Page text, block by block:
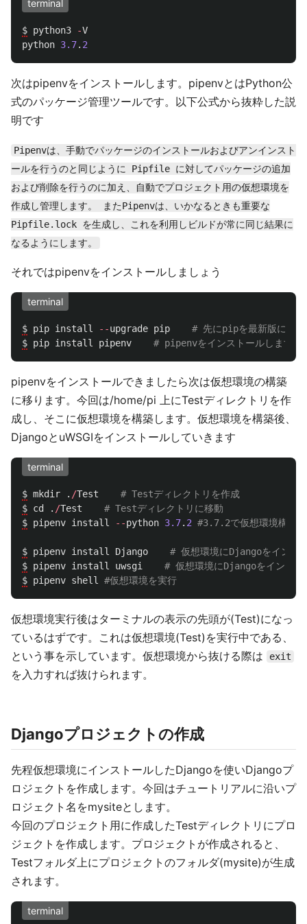
terminal
$ python3 -V
python 3.7. 2
次はpipenvをインストールします。pipenvとはPython公
式のパッケージ管理ツールです。以下公式から抜粋した説
明です
Pipenvは、手動でパッケージのインストールおよびアンインスト
ールを行うのと同じように Pipfile に対してパッケージの追加
および削除を行うのに加え、自動でプロジェクト用の仮想環境を
作成し管理します。 またPipenvは、いかなるときも重要な
Pipfile.lock を生成し、これを利用しビルドが常に同じ結果に
なるようにします。
それではpipenvをインストールしましょう
terminal
$ pip install --upgrade pip
$ pip install pipenv
pipenvをインストールできましたら次は仮想環境の構築
に移ります。今回は/home/pi 上にTestディレクトリを作
成し、そこに仮想環境を構築します。仮想環境を構築後、
DjangoとuWSGIをインストールしていきます
terminal
$ mkdir . /Test
$ cd . /Test
$ pipenv install --python 3.7. 2
$ pipenv install
Django
$ pipenv install
uwsgi
$ pipenv shell
仮想環境実行後はターミナルの表示の先頭が(Test)になっ
ているはずです。これは仮想環境(Test)を実行中である、
という事を示しています。仮想環境から抜ける際は
exit
を入力すれば抜けられます。
Djangoプロジェクトの作成
先程仮想環境にインストールしたDjangoを使いDjangoプ
ロジェクトを作成します。今回はチュートリアルに沿いプ
ロジェクト名をmysiteとします。
今回のプロジェクト用に作成したTestディレクトリにプロ
ジェクトを作成します。プロジェクトが作成されると、
Testフォルダ上にプロジェクトのフォルダ(mysite)が生成
されます。
terminal